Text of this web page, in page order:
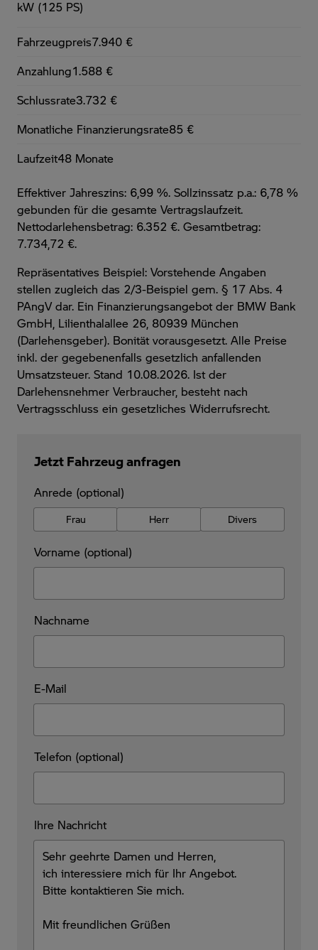
kW (125 PS)
Fahrzeugpreis7.940 €
Anzahlung1.588 €
Schlussrate3.732 €
Monatliche Finanzierungsrate85 €
Laufzeit48 Monate
Effektiver Jahreszins: 6,99 %. Sollzinssatz p.a.: 6,78 %
gebunden für die gesamte Vertragslaufzeit.
Nettodarlehensbetrag: 6.352 €. Gesamtbetrag:
7.734,72 €.
Repräsentatives Beispiel: Vorstehende Angaben
stellen zugleich das 2/3-Beispiel gem. § 17 Abs. 4
PAngV dar. Ein Finanzierungsangebot der BMW Bank
GmbH, Lilienthalallee 26, 80939 München
(Darlehensgeber). Bonität vorausgesetzt. Alle Preise
inkl. der gegebenenfalls gesetzlich anfallenden
Umsatzsteuer. Stand 10.08.2026. Ist der
Darlehensnehmer Verbraucher, besteht nach
Vertragsschluss ein gesetzliches Widerrufsrecht.
Jetzt Fahrzeug anfragen
Anrede (optional)
Frau Herr Divers
Vorname (optional)
Nachname
E-Mail
Telefon (optional)
Ihre Nachricht